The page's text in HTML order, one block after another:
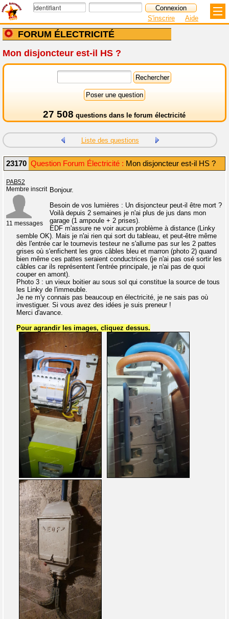
FORUM ÉLECTRICITÉ
S'inscrire Aide
Mon disjoncteur est-il HS ?
27 508 questions dans le forum électricité
Liste des questions
23170 Question Forum Électricité : Mon disjoncteur est-il HS ?
PAB52
Membre inscrit
11 messages
Bonjour.
Besoin de vos lumières : Un disjoncteur peut-il être mort ?
Voilà depuis 2 semaines je n'ai plus de jus dans mon
garage (1 ampoule + 2 prises).
EDF m'assure ne voir aucun problème à distance (Linky
semble OK). Mais je n'ai rien qui sort du tableau, et peut-être même
dès l'entrée car le tournevis testeur ne s'allume pas sur les 2 pattes
grises où s'enfichent les gros câbles bleu et marron (photo 2) quand
bien même ces pattes seraient conductrices (je n'ai pas osé sortir les
câbles car ils représentent l'entrée principale, je n'ai pas de quoi
couper en amont).
Photo 3 : un vieux boitier au sous sol qui constitue la source de tous
les Linky de l'immeuble.
Je ne m'y connais pas beaucoup en électricité, je ne sais pas où
investiguer. Si vous avez des idées je suis preneur !
Merci d'avance.
Pour agrandir les images, cliquez dessus.